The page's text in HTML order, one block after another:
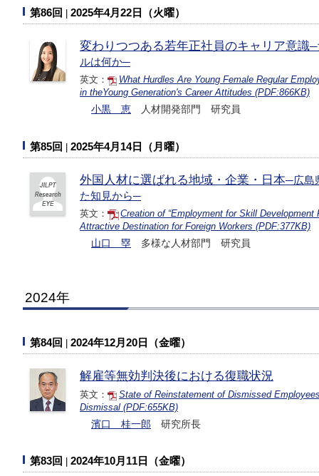
第86回 2025年4月22日（火曜）
変わりつつある若年正社員のキャリア意識─
ルは何か─
英文：
What Hurdles Are Young Female Regular
in theYoung Generation's Career Attitudes (PDF:866KB)
小黒 恵 人材開発部門 研究員
第85回 2025年4月14日（月曜）
外国人材に選ばれる地域・企業・日本─広島
た知見から─
英文：
Creation of “Employment for Skill
Attractive Destination for Foreign Workers (PDF:377KB)
山口 塁 多様な人材部門 研究員
2024年
第84回 2024年12月20日（金曜）
解雇等無効判決後における復職状況
英文：
State of Reinstatement of Dismissed
Dismissal (PDF:655KB)
濱口 桂一郎 研究所長
第83回 2024年10月11日（金曜）